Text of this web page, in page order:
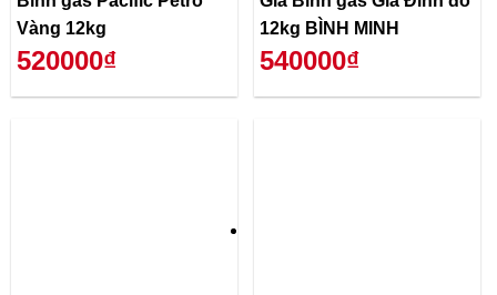
Vàng 12kg
520000₫
12kg BÌNH MINH
540000₫